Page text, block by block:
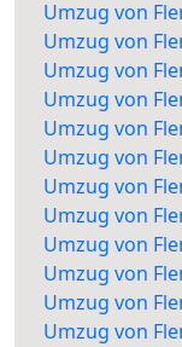
Umzug von
Umzug von
Umzug von
Umzug von
Umzug von
Umzug von
Umzug von
Umzug von
Umzug von
Umzug von
Umzug von
Umzug von